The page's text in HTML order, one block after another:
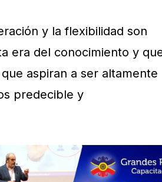
y la flexibilidad son
era del conocimiento y
aspiran a ser altamente
predecible y